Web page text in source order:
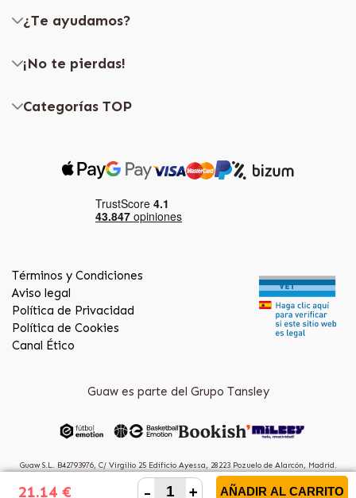
21.14 € - + AÑADIR AL CARRITO
¿Te ayudamos?
¡No te pierdas!
Categorías TOP
Términos y Condiciones
Aviso legal
Política de Privacidad
Política de Cookies
Canal Ético
Guaw es parte del Grupo Tansley
Guaw S.L. B42793976, C/ Virgilio 25 Edificio Ayessa, 28223 Pozuelo de Alarcón, Madrid.
(Spain)